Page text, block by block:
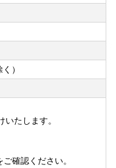
）
たします。
確認ください。